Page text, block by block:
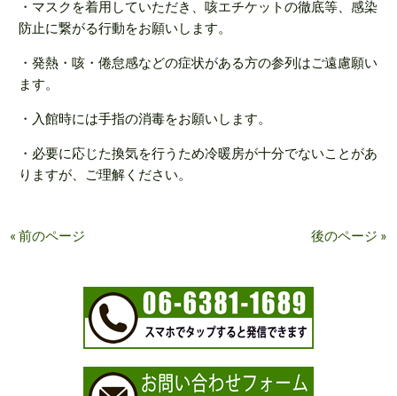
・マスクを着用していただき、咳エチケットの徹底等、感染
防止に繋がる行動をお願いします。
・発熱・咳・倦怠感などの症状がある方の参列はご遠慮願い
ます。
・入館時には手指の消毒をお願いします。
・必要に応じた換気を行うため冷暖房が十分でないことがあ
りますが、ご理解ください。
« 前のページ 後のページ »